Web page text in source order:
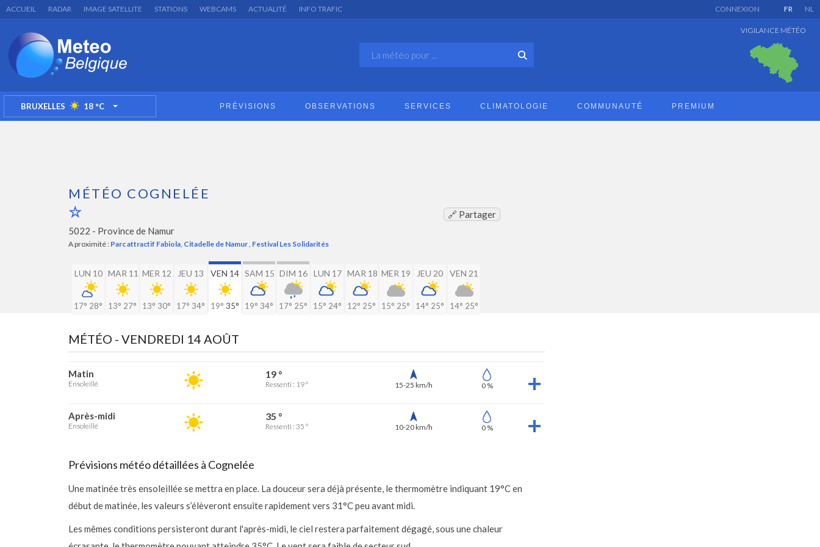
ACCUEIL RADAR IMAGE SATELLITE STATIONS WEBCAMS ACTUALITÉ INFO TRAFIC FR NL
CONNEXION
VIGILANCE MÉTÉO
BRUXELLES 18°C TOGGLE DROPDOWN PRÉVISIONS OBSERVATIONS SERVICES CLIMATOLOGIE COMMUNAUTÉ PREMIUM
MÉTÉO COGNELÉE
🔗 Partager
5022 - Province de Namur
A proximité : Parc attractif Fabiola, Citadelle de Namur, Festival Les Solidarités
LUN 10
17° 28°
MAR 11
13° 27°
MER 12
13° 30°
JEU 13
17° 34°
VEN 14
19° 35°
SAM 15
19° 34°
DIM 16
17° 25°
LUN 17
15° 24°
MAR 18
12° 25°
MER 19
15° 25°
JEU 20
14° 25°
VEN 21
14° 25°
MÉTÉO - VENDREDI 14 AOÛT
Matin
Ensoleillé
19 °
Ressenti : 19 ° 15-25 km/h 0 %
Après-midi
Ensoleillé
35 °
Ressenti : 35 ° 10-20 km/h 0 %
Prévisions météo détaillées à Cognelée
Une matinée très ensoleillée se mettra en place. La douceur sera déjà présente, le thermomètre indiquant 19°C en
début de matinée, les valeurs s’élèveront ensuite rapidement vers 31°C peu avant midi.
Les mêmes conditions persisteront durant l'après-midi, le ciel restera parfaitement dégagé, sous une chaleur